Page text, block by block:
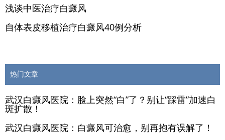
浅谈中医治疗白癜风
自体表皮移植治疗白癜风40例分析
热门文章
武汉白癜风医院：脸上突然“白”了？别让“踩雷”加速白
斑扩散！
武汉白癜风医院：白癜风可治愈，别再抱有误解了！